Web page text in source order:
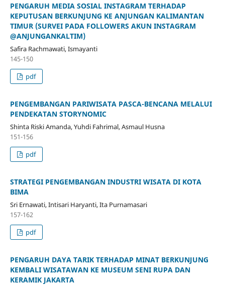
PENGARUH MEDIA SOSIAL INSTAGRAM TERHADAP
KEPUTUSAN BERKUNJUNG KE ANJUNGAN KALIMANTAN
TIMUR (SURVEI PADA FOLLOWERS AKUN INSTAGRAM
@ANJUNGANKALTIM)
Safira Rachmawati, Ismayanti
145-150
pdf
PENGEMBANGAN PARIWISATA PASCA-BENCANA MELALUI
PENDEKATAN STORYNOMIC
Shinta Riski Amanda, Yuhdi Fahrimal, Asmaul Husna
151-156
pdf
STRATEGI PENGEMBANGAN INDUSTRI WISATA DI KOTA
BIMA
Sri Ernawati, Intisari Haryanti, Ita Purnamasari
157-162
pdf
PENGARUH DAYA TARIK TERHADAP MINAT BERKUNJUNG
KEMBALI WISATAWAN KE MUSEUM SENI RUPA DAN
KERAMIK JAKARTA